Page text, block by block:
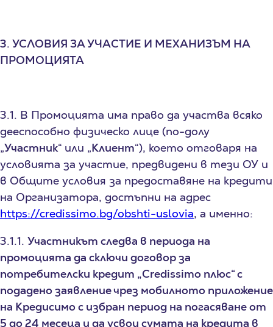
3. УСЛОВИЯ ЗА УЧАСТИЕ И МЕХАНИЗЪМ НА
ПРОМОЦИЯТА
3.1. В Промоцията има право да участва всяко
дееспособно физическо лице (по-долу
„Участник“ или „Клиент“), което отговаря на
условията за участие, предвидени в тези ОУ и
в Общите условия за предоставяне на кредити
на Организатора, достъпни на адрес
https://credissimo.bg/obshti-uslovia, а именно:
3.1.1. Участникът следва в периода на
промоцията да сключи договор за
потребителски кредит „Credissimo плюс“ с
подадено заявление чрез мобилното приложение
на Кредисимо с избран период на погасяване от
5 до 24 месеца и да усвои сумата на кредита в